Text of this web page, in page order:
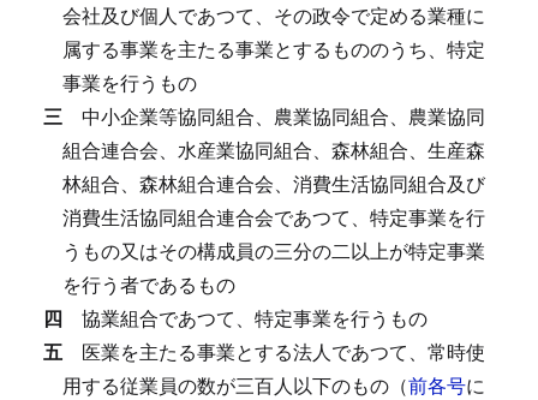
会社及び個人であつて、その政令で定める業種に
属する事業を主たる事業とするもののうち、特定
事業を行うもの
三 中小企業等協同組合、農業協同組合、農業協同
組合連合会、水産業協同組合、森林組合、生産森
林組合、森林組合連合会、消費生活協同組合及び
消費生活協同組合連合会であつて、特定事業を行
うもの又はその構成員の三分の二以上が特定事業
を行う者であるもの
四 協業組合であつて、特定事業を行うもの
五 医業を主たる事業とする法人であつて、常時使
用する従業員の数が三百人以下のもの（前各号に